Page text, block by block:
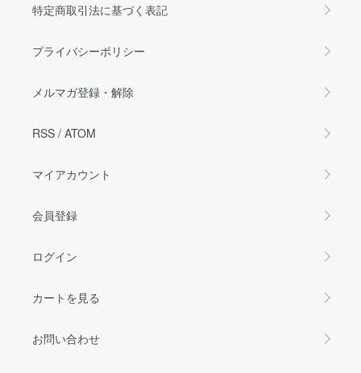
特定商取引法に基づく表記
プライバシーポリシー
メルマガ登録・解除
RSS / ATOM
マイアカウント
会員登録
ログイン
カートを見る
お問い合わせ